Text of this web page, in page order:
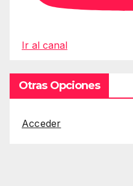
Ir al canal
Otras Opciones
Acceder